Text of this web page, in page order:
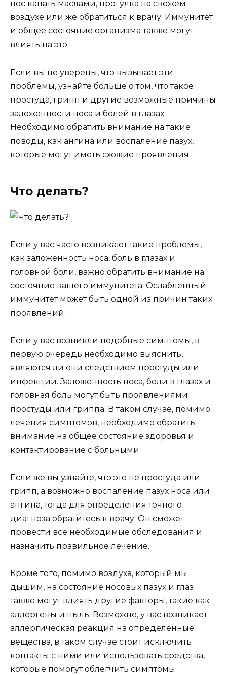
нос капать маслами, прогулка на свежем
воздухе или же обратиться к врачу. Иммунитет
и общее состояние организма также могут
влиять на это.
Если вы не уверены, что вызывает эти
проблемы, узнайте больше о том, что такое
простуда, грипп и другие возможные причины
заложенности носа и болей в глазах.
Необходимо обратить внимание на такие
поводы, как ангина или воспаление пазух,
которые могут иметь схожие проявления.
Что делать?
Если у вас часто возникают такие проблемы,
как заложенность носа, боль в глазах и
головной боли, важно обратить внимание на
состояние вашего иммунитета. Ослабленный
иммунитет может быть одной из причин таких
проявлений.
Если у вас возникли подобные симптомы, в
первую очередь необходимо выяснить,
являются ли они следствием простуды или
инфекции. Заложенность носа, боли в глазах и
головная боль могут быть проявлениями
простуды или гриппа. В таком случае, помимо
лечения симптомов, необходимо обратить
внимание на общее состояние здоровья и
контактирование с больными.
Если же вы узнайте, что это не простуда или
грипп, а возможно воспаление пазух носа или
ангина, тогда для определения точного
диагноза обратитесь к врачу. Он сможет
провести все необходимые обследования и
назначить правильное лечение.
Кроме того, помимо воздуха, который мы
дышим, на состояние носовых пазух и глаз
также могут влиять другие факторы, такие как
аллергены и пыль. Возможно, у вас возникает
аллергическая реакция на определенные
вещества, в таком случае стоит исключить
контакты с ними или использовать средства,
которые помогут облегчить симптомы